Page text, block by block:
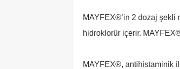
MAYFEX®’in 2 dozaj şekli
hidroklorür içerir.
MAYFEX®, antihistaminik